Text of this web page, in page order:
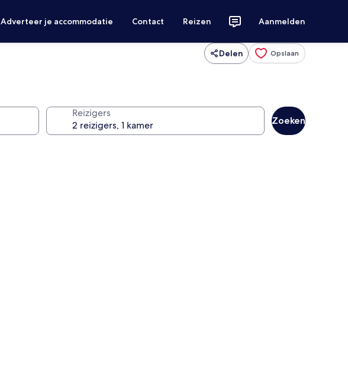
Adverteer je accommodatie Contact Reizen Aanmelden
Delen Opslaan
Reizigers
Zoeken